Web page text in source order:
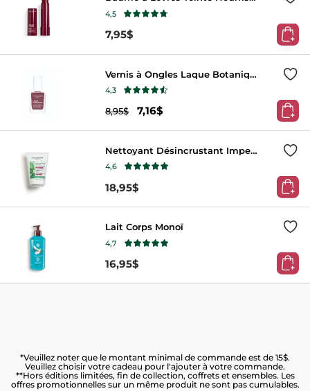
4,5
7,95$ CHOISISSEZ VOTRE
Vernis à Ongles Laque Botanique Mauve Bruyère
4,3
8,95$ 7,16$ CHOISISSEZ VOTRE
Nettoyant Désincrustant Imperfections
4,6
18,95$
Lait Corps Monoï
4,7
16,95$
*Veuillez noter que le montant minimal de commande est de 15$.
Veuillez choisir votre cadeau pour l'ajouter à votre commande.
**Hors éditions limitées, fin de collection, coffrets et ensembles. Les
offres promotionnelles sur un même produit ne sont pas cumulables.